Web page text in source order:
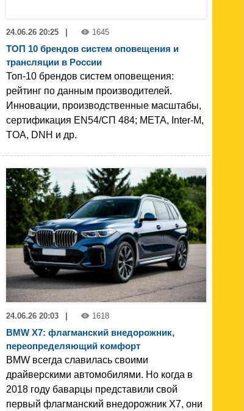
24.06.26 20:25 1645
ТОП 10 брендов систем оповещения и
трансляции в России
Топ‑10 брендов систем оповещения:
рейтинг по данным производителей.
Инновации, производственные масштабы,
сертификация EN54/СП 484; META, Inter‑M,
TOA, DNH и др.
24.06.26 20:03 | 1618
BMW X7: флагманский внедорожник,
переопределяющий комфорт
BMW всегда славилась своими
драйверскими автомобилями. Но когда в
2018 году баварцы представили свой
первый флагманский внедорожник X7, они